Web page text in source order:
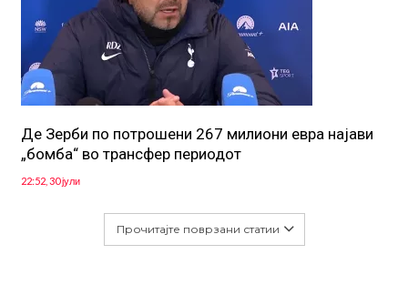
Де Зерби по потрошени 267 милиони евра најави
„бомба“ во трансфер периодот
22:52, 30 јули
Прочитајте поврзани статии